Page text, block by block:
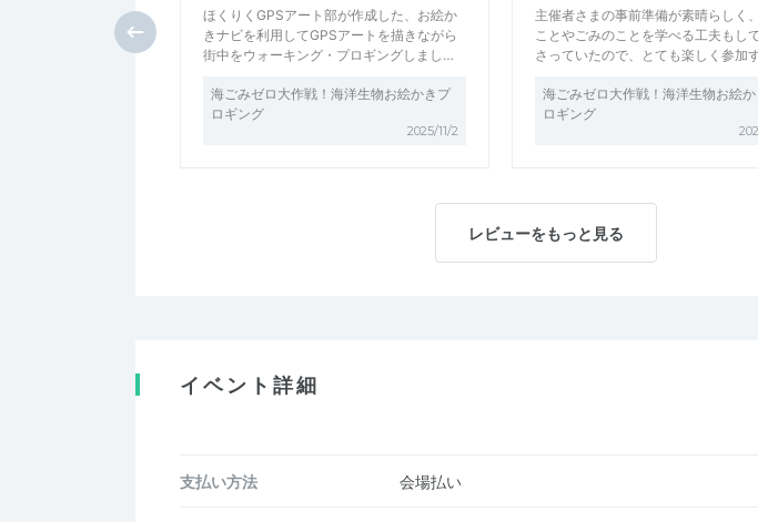
ほくりくGPSアート部が作成した、お絵か
きナビを利用してGPSアートを描きながら
街中をウォーキング・プロギングしまし…
海ごみゼロ大作戦！海洋生物お絵かきプ
ロギング
2025/11/2
主催者さまの事前準備が素晴らしく
ことやごみのことを学べる工夫もし
さっていたので、とても楽しく参加
海ごみゼロ大作戦！海洋生物お絵
ロギング
レビューをもっと見る
イベント詳細
支払い方法 会場払い